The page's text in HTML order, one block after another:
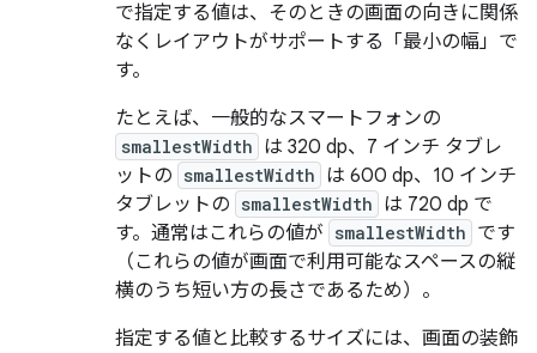
で指定する値は、そのときの画面の向きに関係
なくレイアウトがサポートする「最小の幅」で
す。
たとえば、一般的なスマートフォンの
smallestWidth は 320 dp、7 インチ タブレ
ットの smallestWidth は 600 dp、10 インチ
タブレットの smallestWidth は 720 dp で
す。通常はこれらの値が smallestWidth です
（これらの値が画面で利用可能なスペースの縦
横のうち短い方の長さであるため）。
指定する値と比較するサイズには、画面の装飾